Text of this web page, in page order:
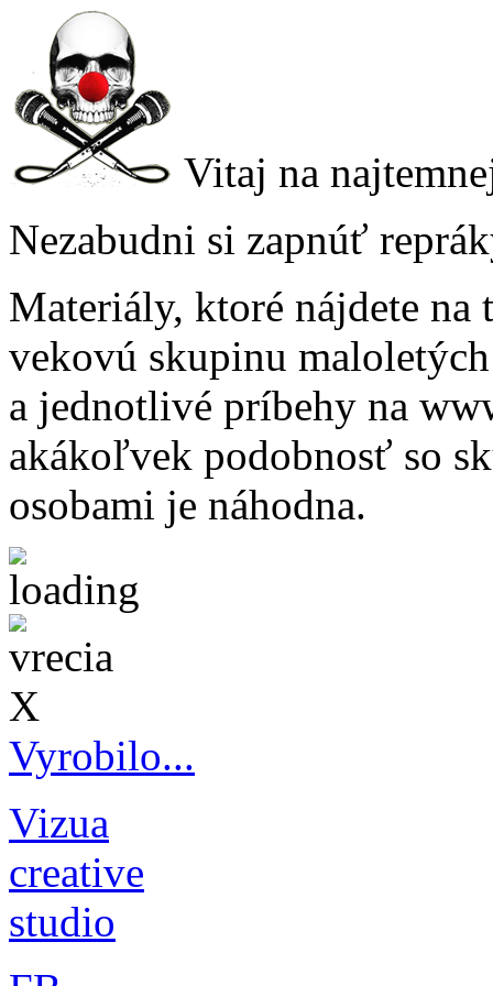
Vitaj na
Nezabudni si zapnúť
Materiály, ktoré nájdete na
vekovú skupinu
a jednotlivé príbehy na
akákoľvek podobnosť so
osobami je náhodna.
X
Vyrobilo...
Vizua
creative
studio